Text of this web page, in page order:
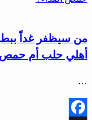
من سيظفر غداً
أهلي حلب أم حمص
…